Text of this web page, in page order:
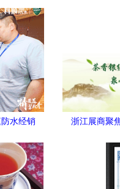
水经销
浙江展商聚